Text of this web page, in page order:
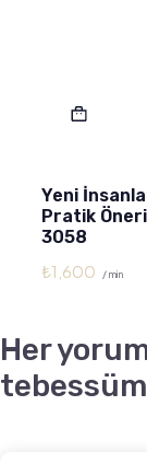
Yeni
Pratik
3058
₺1,600 / min
Her